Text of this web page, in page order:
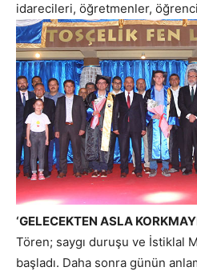
idarecileri, öğretmenler,
‘GELECEKTEN ASLA
Tören; saygı duruşu ve İstiklal
başladı. Daha sonra günün